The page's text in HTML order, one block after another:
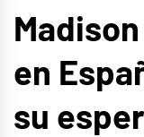
en
su